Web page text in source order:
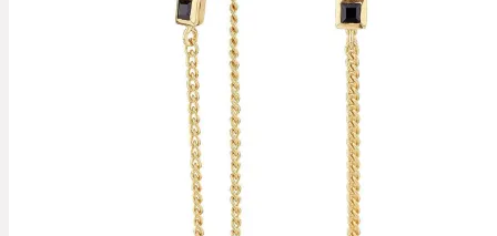
Permanent Makeup
Fineline tatoveringer
Lash Lift og Brow Lamination
Eyelash Extensions
Vipper og Bryn Styling